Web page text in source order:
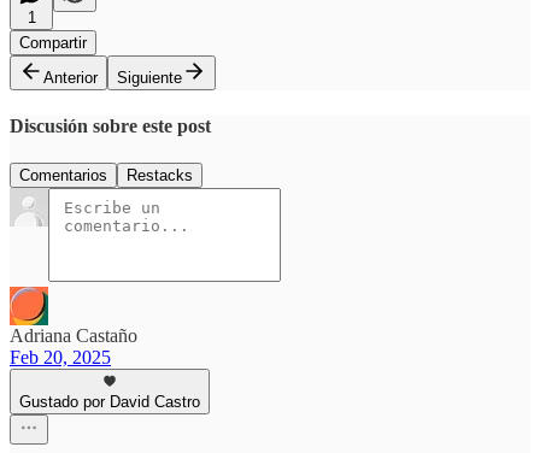
1
Compartir
Anterior
Siguiente
Discusión sobre este post
Comentarios Restacks
Adriana Castaño
Feb 20, 2025
Gustado por David Castro